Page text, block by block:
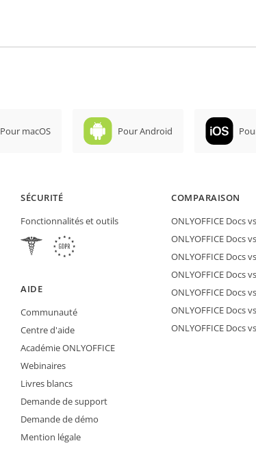
Pour macOS Pour Android
SÉCURITÉ
Fonctionnalités et outils
AIDE
Communauté
Centre d'aide
Académie ONLYOFFICE
Webinaires
Livres blancs
Demande de support
Demande de démo
Mention légale
COMPARAISON
ONLYOFFICE Docs
ONLYOFFICE Docs
ONLYOFFICE Docs
ONLYOFFICE Docs
ONLYOFFICE Docs
ONLYOFFICE Docs
ONLYOFFICE Docs